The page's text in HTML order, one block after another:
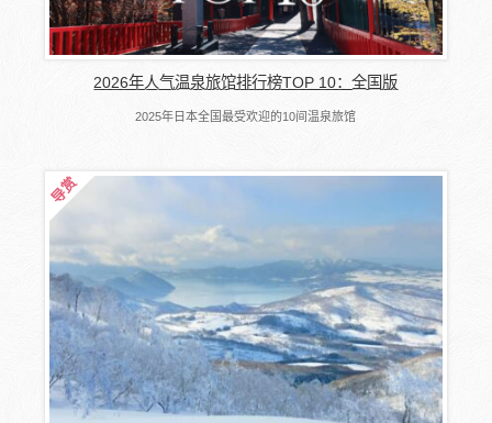
2026年人气温泉旅馆排行榜TOP 10：全国版
2025年日本全国最受欢迎的10间温泉旅馆